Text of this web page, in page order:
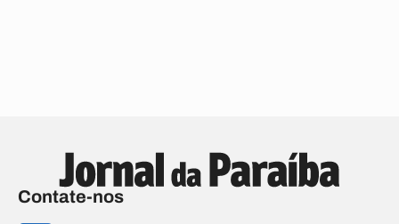
Contate-nos